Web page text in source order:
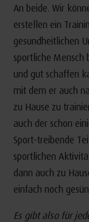
An beide. Wir
erstellen ein
gesundheitlichen
sportliche Mensch
und gut schaffen
mit dem er auch
zu Hause zu
auch der schon
Sport-treibende
sportlichen
dann auch zu
einfach noch
Es gibt also für